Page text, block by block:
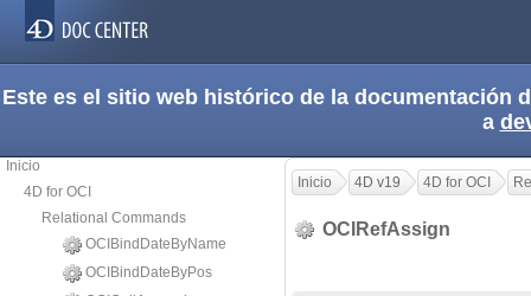
Este es el sitio web histórico de la documentación
a
Inicio
4D for OCI
Relational Commands
OCIBindDateByName
OCIBindDateByPos
Inicio 4D v19 4D for OCI
OCIRefAssign